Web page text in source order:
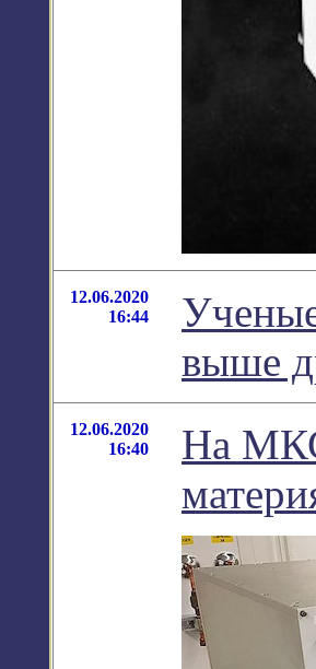
12.06.2020
16:44
выше
12.06.2020
16:40
На МКС